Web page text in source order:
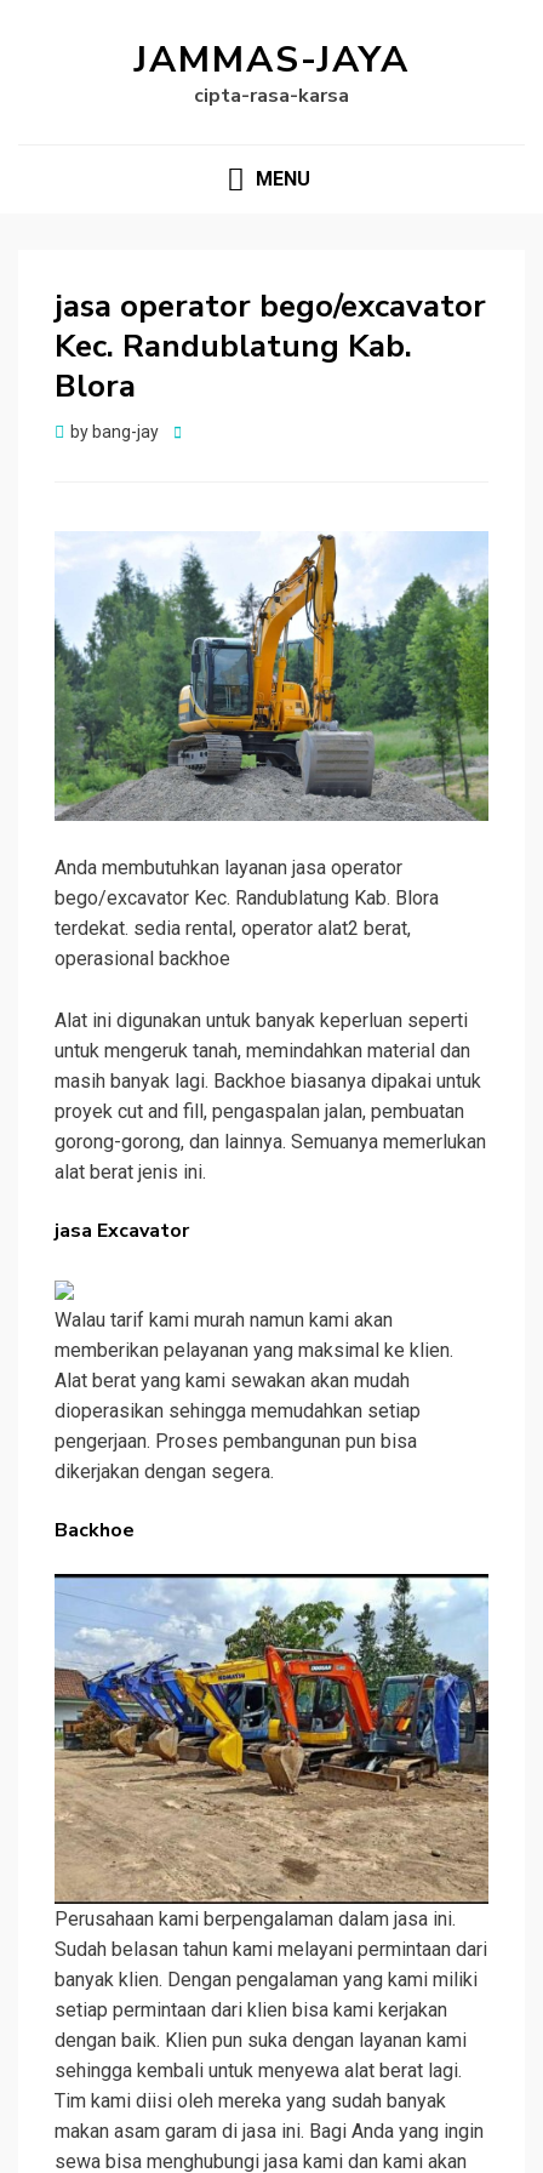
JAMMAS-JAYA
cipta-rasa-karsa
MENU
jasa operator bego/excavator
Kec. Randublatung Kab.
Blora
by bang-jay
Posted
Anda membutuhkan layanan jasa operator
bego/excavator Kec. Randublatung Kab. Blora
terdekat. sedia rental, operator alat2 berat,
operasional backhoe
Alat ini digunakan untuk banyak keperluan seperti
untuk mengeruk tanah, memindahkan material dan
masih banyak lagi. Backhoe biasanya dipakai untuk
proyek cut and fill, pengaspalan jalan, pembuatan
gorong-gorong, dan lainnya. Semuanya memerlukan
alat berat jenis ini.
jasa Excavator
Walau tarif kami murah namun kami akan
memberikan pelayanan yang maksimal ke klien.
Alat berat yang kami sewakan akan mudah
dioperasikan sehingga memudahkan setiap
pengerjaan. Proses pembangunan pun bisa
dikerjakan dengan segera.
Backhoe
Perusahaan kami berpengalaman dalam jasa ini.
Sudah belasan tahun kami melayani permintaan dari
banyak klien. Dengan pengalaman yang kami miliki
setiap permintaan dari klien bisa kami kerjakan
dengan baik. Klien pun suka dengan layanan kami
sehingga kembali untuk menyewa alat berat lagi.
Tim kami diisi oleh mereka yang sudah banyak
makan asam garam di jasa ini. Bagi Anda yang ingin
sewa bisa menghubungi jasa kami dan kami akan